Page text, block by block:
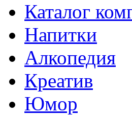
Каталог
Напитки
Алкопедия
Креатив
Юмор